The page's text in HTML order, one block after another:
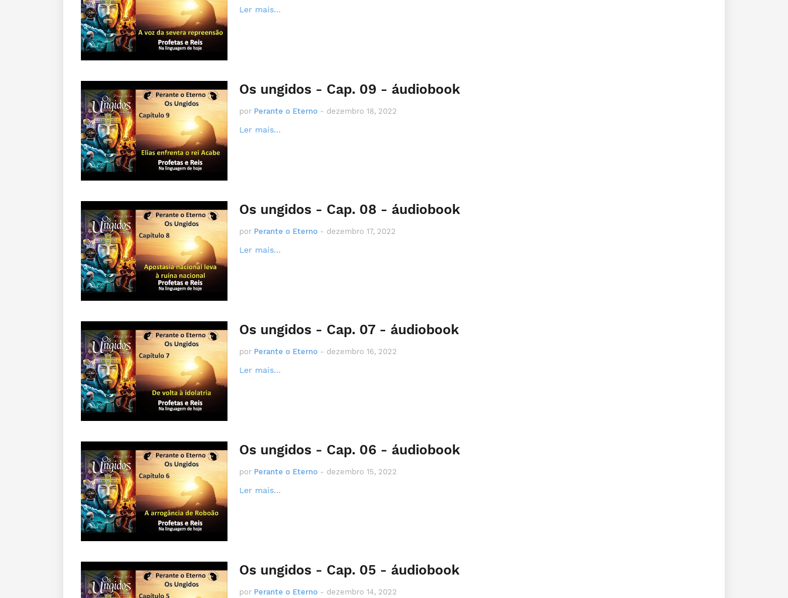
Ler mais...
Os ungidos - Cap. 09 - áudiobook
por Perante o Eterno - dezembro 18, 2022
Ler mais...
Os ungidos - Cap. 08 - áudiobook
por Perante o Eterno - dezembro 17, 2022
Ler mais...
Os ungidos - Cap. 07 - áudiobook
por Perante o Eterno - dezembro 16, 2022
Ler mais...
Os ungidos - Cap. 06 - áudiobook
por Perante o Eterno - dezembro 15, 2022
Ler mais...
Os ungidos - Cap. 05 - áudiobook
por Perante o Eterno - dezembro 14, 2022